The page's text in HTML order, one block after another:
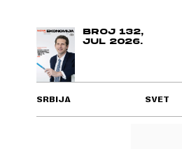
BROJ 132,
JUL 2026.
SRBIJA SVET